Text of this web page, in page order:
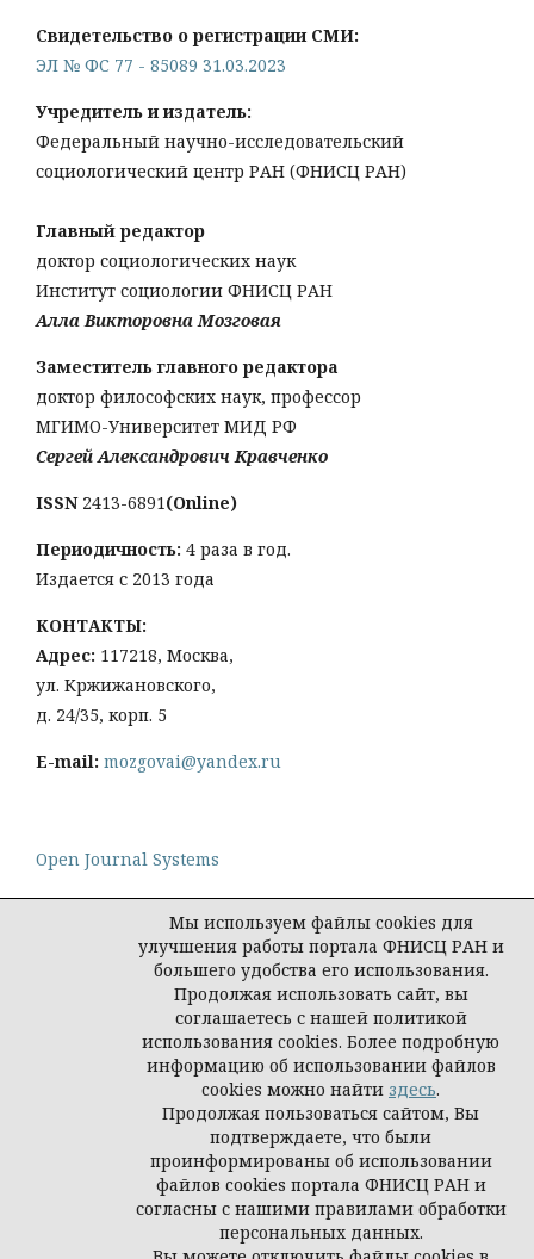
Свидетельство о регистрации СМИ:
ЭЛ № ФС 77 - 85089 31.03.2023
Учредитель и издатель:
Федеральный научно-исследовательский
социологический центр РАН (ФНИСЦ РАН)
Главный редактор
доктор социологических наук
Институт социологии ФНИСЦ РАН
Алла Викторовна Мозговая
Заместитель главного редактора
доктор философских наук, профессор
МГИМО-Университет МИД РФ
Сергей Александрович Кравченко
ISSN 2413-6891(Online)
Периодичность: 4 раза в год.
Издается с 2013 года
КОНТАКТЫ:
Адрес: 117218, Москва,
ул. Кржижановского,
д. 24/35, корп. 5
E-mail: mozgovai@yandex.ru
Open Journal Systems
Политика конфиденциальности персональных
© Социологическая наука и социальная практика,
Мы используем файлы cookies для
улучшения работы портала ФНИСЦ РАН и
большего удобства его использования.
Продолжая использовать сайт, вы
соглашаетесь с нашей политикой
использования cookies. Более подробную
информацию об использовании файлов
cookies можно найти здесь.
Продолжая пользоваться сайтом, Вы
подтверждаете, что были
проинформированы об использовании
файлов cookies портала ФНИСЦ РАН и
согласны с нашими правилами обработки
персональных данных.